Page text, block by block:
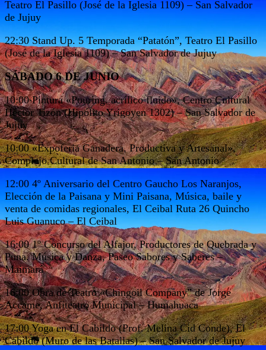
Teatro El Pasillo (José de la Iglesia 1109) – San Salvador
de Jujuy
22:30 Stand Up. 5 Temporada “Patatón”, Teatro El Pasillo
(José de la Iglesia 1109) – San Salvador de Jujuy
SÁBADO 6 DE JUNIO
10:00 Pintura «Pouring. acrílico fluido», Centro Cultural
Héctor Tizón (Hipólito Yrigoyen 1302) – San Salvador de
Jujuy
10:00 «Expoferia Ganadera, Productiva y Artesanal»,
Complejo Cultural de San Antonio – San Antonio
12:00 4º Aniversario del Centro Gaucho Los Naranjos,
Elección de la Paisana y Mini Paisana, Música, baile y
venta de comidas regionales, El Ceibal Ruta 26 Quincho
Luis Guanuco – El Ceibal
16:00 1º Concurso del Alfajor, Productores de Quebrada y
Puna. Música y Danza, Paseo Sabores y Saberes –
Maimará
16:00 Obra de Teatro «Chingoil Company” de Jorge
Accame, Anfiteatro Municipal – Humahuaca
17:00 Yoga en El Cabildo (Prof. Melina Cid Conde), El
Cabildo (Muro de las Batallas) – San Salvador de Jujuy